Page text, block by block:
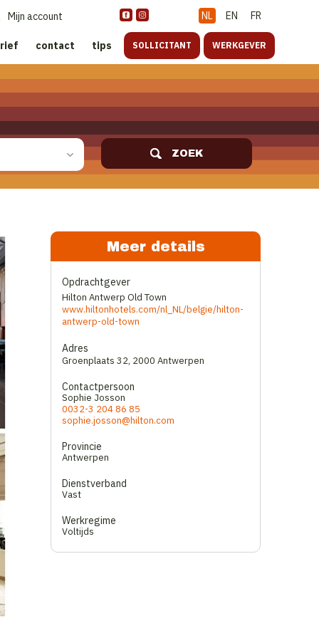
NL EN FR
Mijn account
contact tips SOLLICITANT WERKGEVER
ZOEK
Meer details
Opdrachtgever
Hilton Antwerp Old Town
www.hiltonhotels.com/nl_NL/belgie/hilton-
antwerp-old-town
Adres
Groenplaats 32, 2000 Antwerpen
Contactpersoon
Sophie Josson
0032-3 204 86 85
sophie.josson@hilton.com
Provincie
Antwerpen
Dienstverband
Vast
Werkregime
Voltijds